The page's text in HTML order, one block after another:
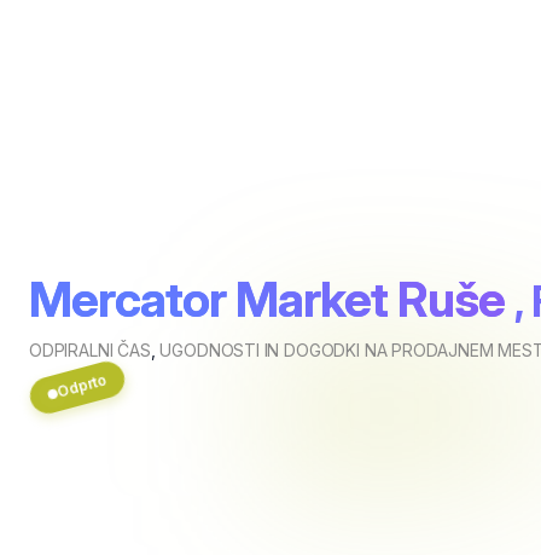
Mercator Market Ruše ,
ODPIRALNI ČAS ,UGODNOSTI IN DOGODKI NA PRODAJNEM
Odprto